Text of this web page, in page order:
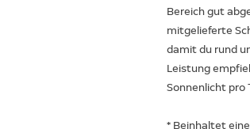
Bereich gut
mitgelieferte
damit du rund
Leistung
Sonnenlicht pro
* Beinhaltet